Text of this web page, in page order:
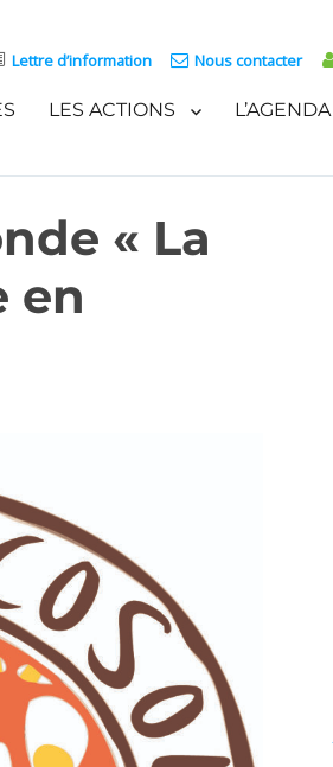
Lettre d’information Nous contacter
LES ACTIONS L’AGENDA
« La
en